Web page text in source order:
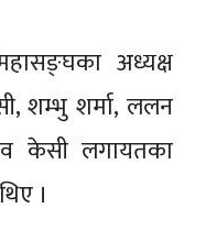
अध्यक्ष
शम्भु शर्मा, ललन
केसी लगायतका
।